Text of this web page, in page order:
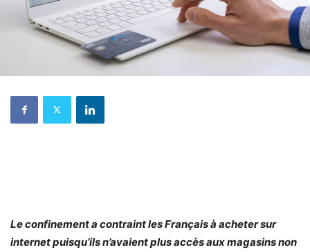
Le confinement a contraint les Français à acheter sur
internet puisqu’ils n’avaient plus accès aux magasins non